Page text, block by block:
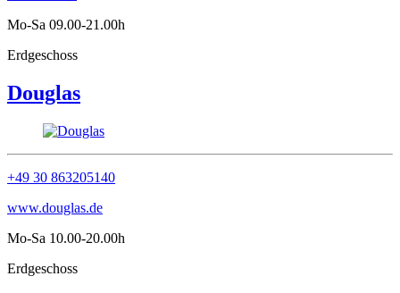
Mo-Sa 09.00-21.00h
Erdgeschoss
Douglas
+49 30 863205140
www.douglas.de
Mo-Sa 10.00-20.00h
Erdgeschoss